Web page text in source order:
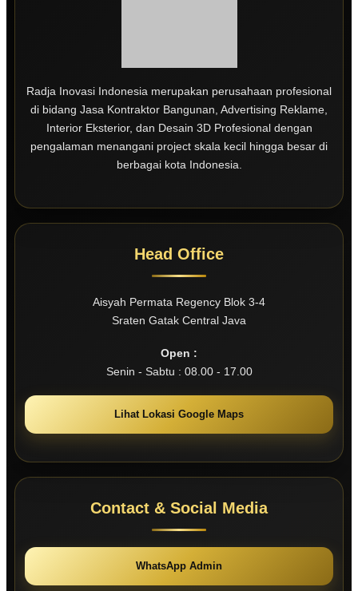
Radja Inovasi Indonesia merupakan perusahaan profesional
di bidang Jasa Kontraktor Bangunan, Advertising Reklame,
Interior Eksterior, dan Desain 3D Profesional dengan
pengalaman menangani project skala kecil hingga besar di
berbagai kota Indonesia.
Head Office
Aisyah Permata Regency Blok 3-4
Sraten Gatak Central Java
Open :
Senin - Sabtu : 08.00 - 17.00
Lihat Lokasi Google Maps
Contact & Social Media
WhatsApp Admin